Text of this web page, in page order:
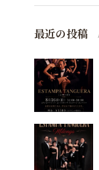
最近の投稿